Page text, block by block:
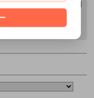
ます。お急ぎの方はお問
合は、納期に約40日必要